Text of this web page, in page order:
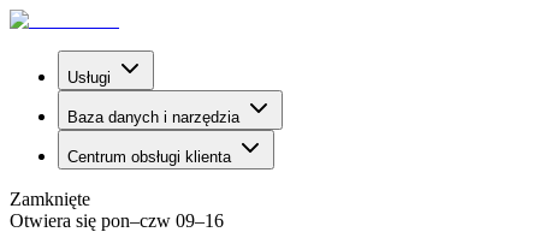
Usługi
Baza danych i narzędzia
Centrum obsługi klienta
Zamknięte
Otwiera się pon–czw 09–16